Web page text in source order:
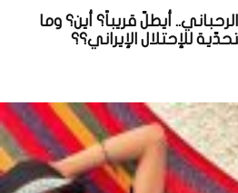
أيطلّ قريباً؟ أين؟ وما
للإحتلال الإيراني؟؟